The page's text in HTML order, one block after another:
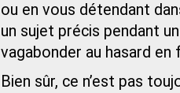
ou en vous détendant
un sujet précis pendant
vagabonder au hasard
Bien sûr, ce n’est pas